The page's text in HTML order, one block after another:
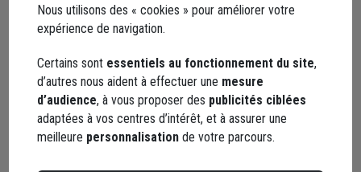
Points forts
Description
Nous utilisons des « cookies » pour améliorer votre
expérience de navigation.
Certains sont essentiels au fonctionnement du site,
d’autres nous aident à effectuer une mesure
d’audience, à vous proposer des publicités ciblées
adaptées à vos centres d’intérêt, et à assurer une
meilleure personnalisation de votre parcours.